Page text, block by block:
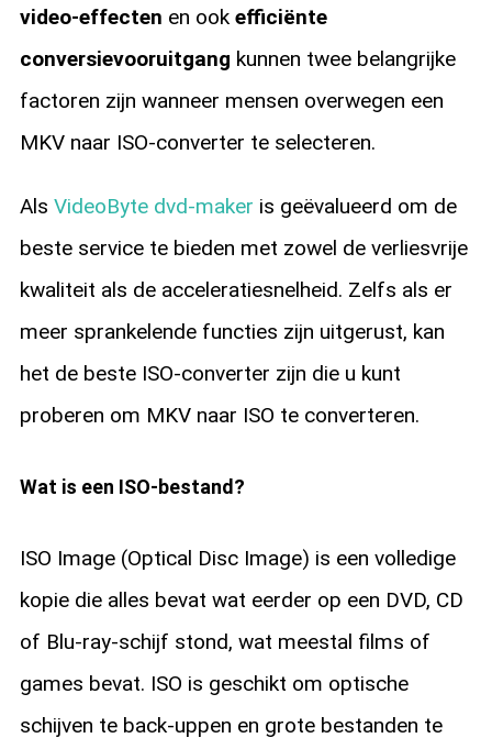
video-effecten en ook efficiënte
conversievooruitgang kunnen twee belangrijke
factoren zijn wanneer mensen overwegen een
MKV naar ISO-converter te selecteren.
Als VideoByte dvd-maker is geëvalueerd om de
beste service te bieden met zowel de verliesvrije
kwaliteit als de acceleratiesnelheid. Zelfs als er
meer sprankelende functies zijn uitgerust, kan
het de beste ISO-converter zijn die u kunt
proberen om MKV naar ISO te converteren.
Wat is een ISO-bestand?
ISO Image (Optical Disc Image) is een volledige
kopie die alles bevat wat eerder op een DVD, CD
of Blu-ray-schijf stond, wat meestal films of
games bevat. ISO is geschikt om optische
schijven te back-uppen en grote bestanden te